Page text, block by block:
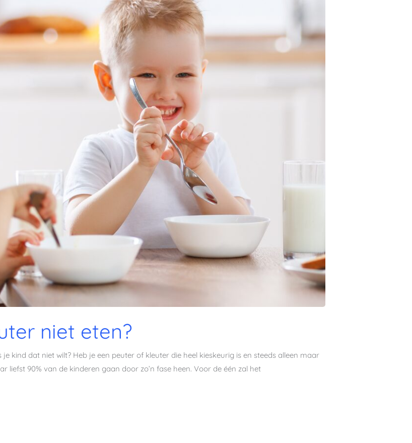
niet eten?
kind dat niet wilt? Heb je een peuter of kleuter die heel kieskeurig is en steeds alleen maar
liefst 90% van de kinderen gaan door zo’n fase heen. Voor de één zal het